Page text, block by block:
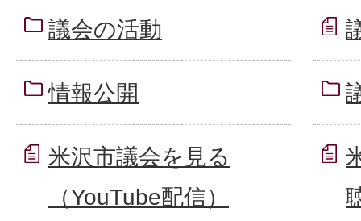
議会の活動
情報公開
米沢市議会を見る
（YouTube配信）